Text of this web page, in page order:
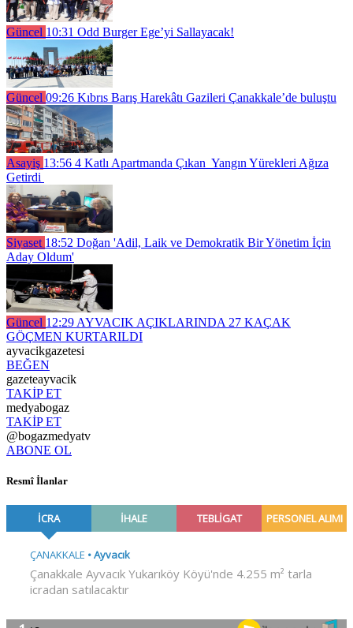
Güncel 10:31 Odd Burger Ege’yi Sallayacak!
Güncel 09:26 Kıbrıs Barış Harekâtı Gazileri Çanakkale’de buluştu
Asayiş 13:56 4 Katlı Apartmanda Çıkan Yangın Yürekleri Ağıza
Getirdi
Siyaset 18:52 Doğan 'Adil, Laik ve Demokratik Bir Yönetim İçin
Aday Oldum'
Güncel 12:29 AYVACIK AÇIKLARINDA 27 KAÇAK
GÖÇMEN KURTARILDI
ayvacikgazetesi
BEĞEN
gazeteayvacik
TAKİP ET
medyabogaz
TAKİP ET
@bogazmedyatv
ABONE OL
Resmî İlanlar